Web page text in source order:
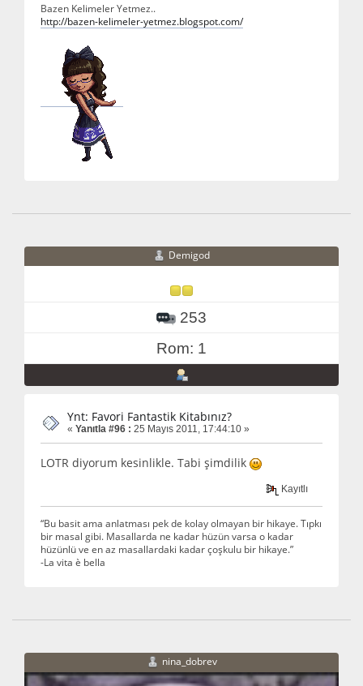
Bazen Kelimeler Yetmez..
http://bazen-kelimeler-yetmez.blogspot.com/
Demigod
253
Rom: 1
Ynt: Favori Fantastik Kitabınız?
« Yanıtla #96 : 25 Mayıs 2011, 17:44:10 »
LOTR diyorum kesinlikle. Tabi şimdilik
Kayıtlı
“Bu basit ama anlatması pek de kolay olmayan bir hikaye. Tıpkı
bir masal gibi. Masallarda ne kadar hüzün varsa o kadar
hüzünlü ve en az masallardaki kadar çoşkulu bir hikaye.”
-La vita è bella
nina_dobrev